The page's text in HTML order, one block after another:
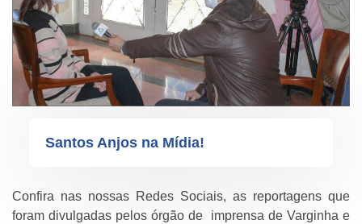
Santos Anjos na Mídia!
Confira nas nossas Redes Sociais, as reportagens que
foram divulgadas pelos órgão de imprensa de Varginha e